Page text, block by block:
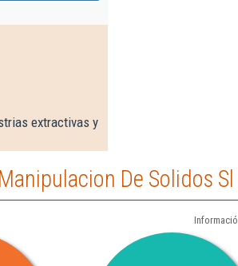
extractivas y
De Solidos Sl